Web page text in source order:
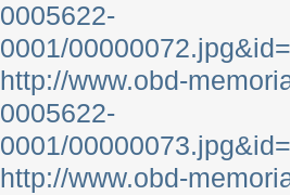
0005622-
0001/
http://www.obd-
0005622-
0001/
http://www.obd-